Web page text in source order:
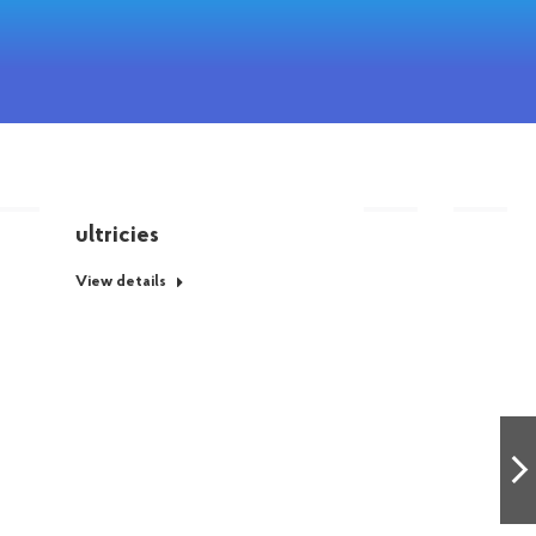
ultricies
View details